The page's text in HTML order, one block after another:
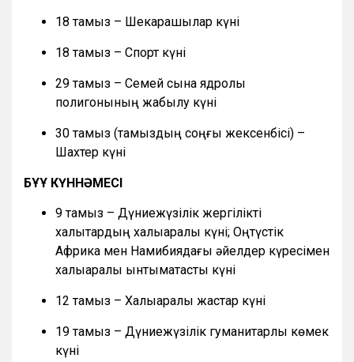
18 тамыз – Шекарашылар күні
18 тамыз – Спорт күні
29 тамыз – Семей сынақ ядролық
полигонының жабылу күні
30 тамыз (тамыздың соңғы жексенбісі) –
Шахтер күні
БҰҰ КҮННӘМЕСІ
9 тамыз – Дүниежүзілік жергілікті
халықтардың халықаралық күні; Оңтүстік
Африка мен Намибиядағы әйелдер күресімен
халықаралық ынтымақтастық күні
12 тамыз – Халықаралық жастар күні
19 тамыз – Дүниежүзілік гуманитарлық көмек
күні